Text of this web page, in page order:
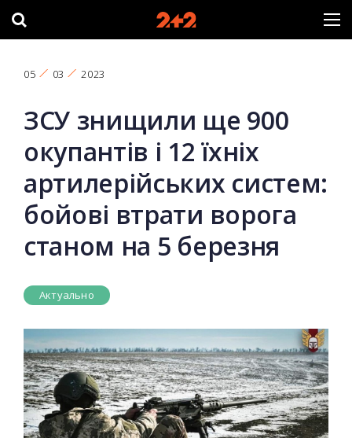
05 03 2023
ЗСУ знищили ще 900
окупантів і 12 їхніх
артилерійських систем:
бойові втрати ворога
станом на 5 березня
Актуально